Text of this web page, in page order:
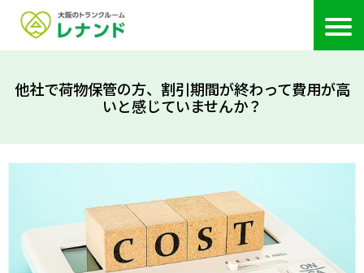
他社で荷物保管の方、割引期間が終わって費用が高
いと感じていませんか？